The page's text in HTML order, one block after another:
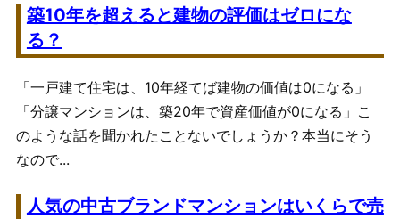
築10年を超えると建物の評価はゼロにな
る？
「一戸建て住宅は、10年経てば建物の価値は0になる」
「分譲マンションは、築20年で資産価値が0になる」こ
のような話を聞かれたことないでしょうか？本当にそう
なので...
人気の中古ブランドマンションはいくらで売